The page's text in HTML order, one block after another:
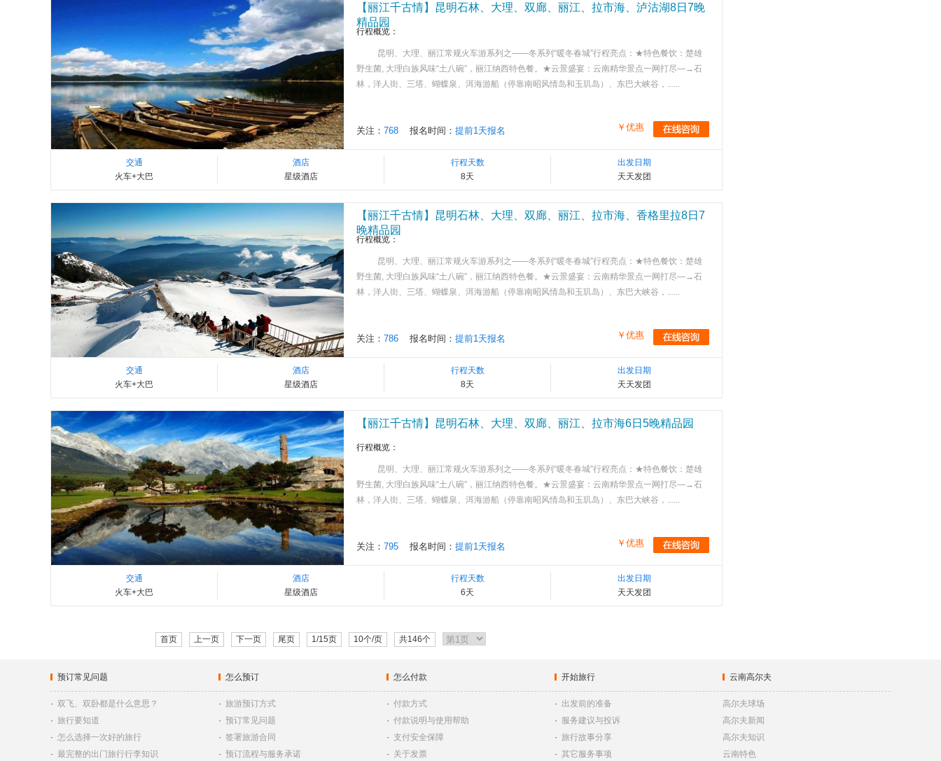
【丽江千古情】昆明石林、大理、双廊、丽江、拉市海、泸沽湖8日7晚
精品园
行程概览：
昆明、大理、丽江常规火车游系列之——冬系列“暖冬春城”行程亮点：★特色餐饮：楚雄
野生菌, 大理白族风味“土八碗”，丽江纳西特色餐。★云景盛宴：云南精华景点一网打尽—→石
林，洋人街、三塔、蝴蝶泉、洱海游船（停靠南昭风情岛和玉玑岛）、东巴大峡谷，......
￥ 优惠
关注： 768 报名时间： 提前1天报名
交通
火车+大巴
酒店
星级酒店
行程天数
8天
出发日期
天天发团
【丽江千古情】昆明石林、大理、双廊、丽江、拉市海、香格里拉8日7
晚精品园
行程概览：
昆明、大理、丽江常规火车游系列之——冬系列“暖冬春城”行程亮点：★特色餐饮：楚雄
野生菌, 大理白族风味“土八碗”，丽江纳西特色餐。★云景盛宴：云南精华景点一网打尽—→石
林，洋人街、三塔、蝴蝶泉、洱海游船（停靠南昭风情岛和玉玑岛）、东巴大峡谷，......
￥ 优惠
关注： 786 报名时间： 提前1天报名
交通
火车+大巴
酒店
星级酒店
行程天数
8天
出发日期
天天发团
【丽江千古情】昆明石林、大理、双廊、丽江、拉市海6日5晚精品园
行程概览：
昆明、大理、丽江常规火车游系列之——冬系列“暖冬春城”行程亮点：★特色餐饮：楚雄
野生菌, 大理白族风味“土八碗”，丽江纳西特色餐。★云景盛宴：云南精华景点一网打尽—→石
林，洋人街、三塔、蝴蝶泉、洱海游船（停靠南昭风情岛和玉玑岛）、东巴大峡谷，......
￥ 优惠
关注： 795 报名时间： 提前1天报名
交通
火车+大巴
酒店
星级酒店
行程天数
6天
出发日期
天天发团
首页 上一页 下一页 尾页 1/15页 10个/页 共146个
预订常见问题 怎么预订 怎么付款 开始旅行 云南高尔夫
· 双飞、双卧都是什么意思？
· 旅行要知道
· 怎么选择一次好的旅行
· 最完整的出门旅行行李知识
· 旅游预订方式
· 预订常见问题
· 签署旅游合同
· 预订流程与服务承诺
· 付款方式
· 付款说明与使用帮助
· 支付安全保障
· 关于发票
· 出发前的准备
· 服务建议与投诉
· 旅行故事分享
· 其它服务事项
高尔夫球场
高尔夫新闻
高尔夫知识
云南特色